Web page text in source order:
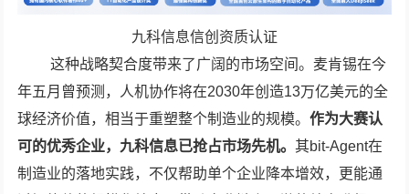
九科信息信创资质认证
这种战略契合度带来了广阔的市场空间。麦肯锡在今
年五月曾预测，人机协作将在2030年创造13万亿美元的全
球经济价值，相当于重塑整个制造业的规模。作为大赛认
可的优秀企业，九科信息已抢占市场先机。其bit-Agent在
制造业的落地实践，不仅帮助单个企业降本增效，更能通